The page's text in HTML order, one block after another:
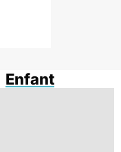
Enfant